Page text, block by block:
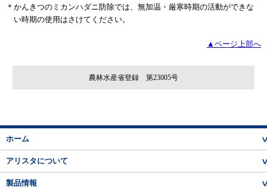
＊ かんきつのミカンハダニ防除では、無加温・厳寒時期の活動ができな
い時期の使用はさけてください。
▲ページ上部へ
農林水産省登録 第23005号
ホーム
アリスタについて
製品情報